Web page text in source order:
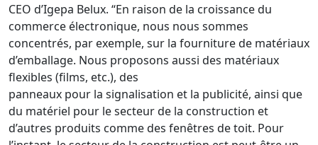
CEO d’Igepa Belux. “En raison de la croissance du
commerce électronique, nous nous sommes
concentrés, par exemple, sur la fourniture de matériaux
d’emballage. Nous proposons aussi des matériaux
flexibles (films, etc.), des
panneaux pour la signalisation et la publicité, ainsi que
du matériel pour le secteur de la construction et
d’autres produits comme des fenêtres de toit. Pour